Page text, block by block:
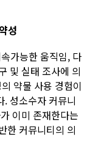
성
가능한 움직임, 다
및 실태 조사에 의
약물 사용 경험이
성소수자 커뮤니
이미 존재한다는
한 커뮤니티의 의